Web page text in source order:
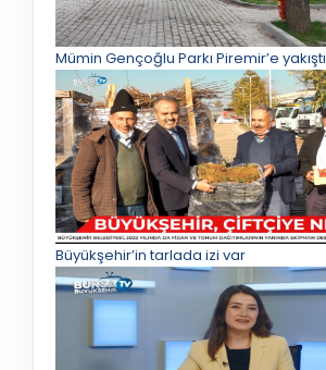
Mümin Gençoğlu Parkı Piremir’e yakıştı
Büyükşehir’in tarlada izi var